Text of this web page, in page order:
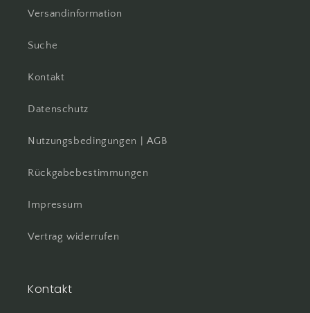
Versandinformation
Suche
Kontakt
Datenschutz
Nutzungsbedingungen | AGB
Rückgabebestimmungen
Impressum
Vertrag widerrufen
Kontakt